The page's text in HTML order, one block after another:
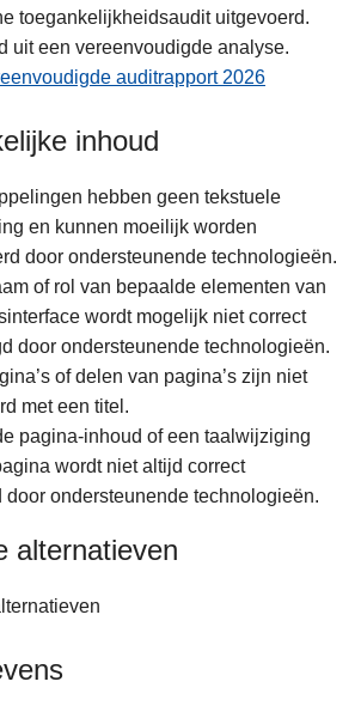
toegankelijkheidsaudit uitgevoerd.
uit een vereenvoudigde analyse.
auditrapport 2026
inhoud
hebben geen tekstuele
en kunnen moeilijk worden
door ondersteunende technologieën.
of rol van bepaalde elementen van
wordt mogelijk niet correct
door ondersteunende technologieën.
of delen van pagina’s zijn niet
met een titel.
pagina-inhoud of een taalwijziging
wordt niet altijd correct
door ondersteunende technologieën.
alternatieven